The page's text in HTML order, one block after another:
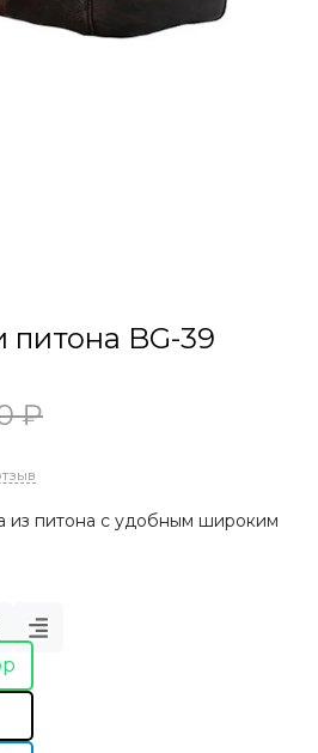
питона BG-39
₽
из питона с удобным широким